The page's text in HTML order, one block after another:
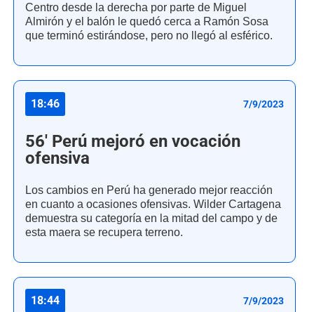
Centro desde la derecha por parte de Miguel
Almirón y el balón le quedó cerca a Ramón Sosa
que terminó estirándose, pero no llegó al esférico.
18:46 7/9/2023
56' Perú mejoró en vocación
ofensiva
Los cambios en Perú ha generado mejor reacción
en cuanto a ocasiones ofensivas. Wilder Cartagena
demuestra su categoría en la mitad del campo y de
esta maera se recupera terreno.
18:44 7/9/2023